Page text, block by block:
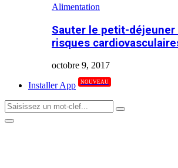
Alimentation
Sauter le petit-
risques
octobre 9, 2017
Installer App
NOUVEAU
Search
for:
Search
Primary